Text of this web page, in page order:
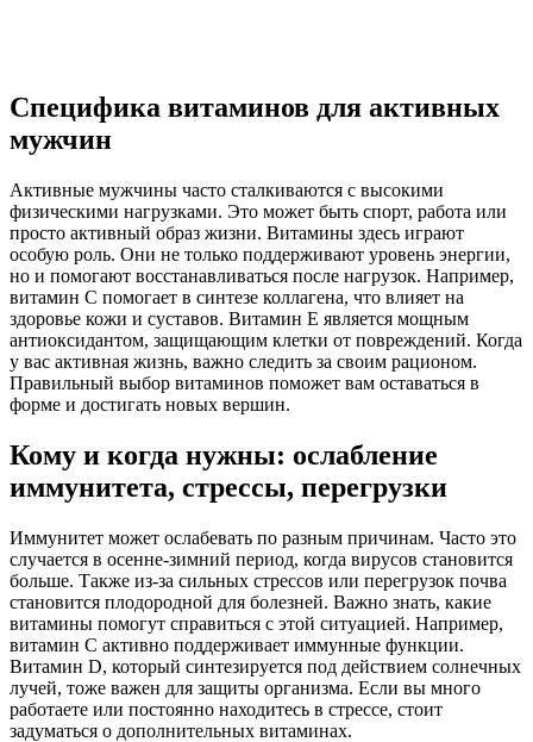
Специфика витаминов для активных
мужчин
Активные мужчины часто сталкиваются с высокими
физическими нагрузками. Это может быть спорт, работа или
просто активный образ жизни. Витамины здесь играют
особую роль. Они не только поддерживают уровень энергии,
но и помогают восстанавливаться после нагрузок. Например,
витамин С помогает в синтезе коллагена, что влияет на
здоровье кожи и суставов. Витамин E является мощным
антиоксидантом, защищающим клетки от повреждений. Когда
у вас активная жизнь, важно следить за своим рационом.
Правильный выбор витаминов поможет вам оставаться в
форме и достигать новых вершин.
Кому и когда нужны: ослабление
иммунитета, стрессы, перегрузки
Иммунитет может ослабевать по разным причинам. Часто это
случается в осенне-зимний период, когда вирусов становится
больше. Также из-за сильных стрессов или перегрузок почва
становится плодородной для болезней. Важно знать, какие
витамины помогут справиться с этой ситуацией. Например,
витамин С активно поддерживает иммунные функции.
Витамин D, который синтезируется под действием солнечных
лучей, тоже важен для защиты организма. Если вы много
работаете или постоянно находитесь в стрессе, стоит
задуматься о дополнительных витаминах.